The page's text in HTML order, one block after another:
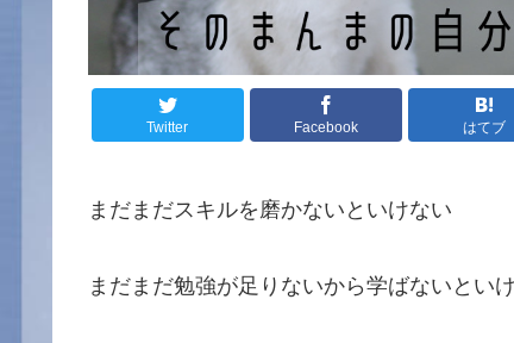
Twitter Facebook はてブ
まだまだスキルを磨かないといけない
まだまだ勉強が足りないから学ばないとい